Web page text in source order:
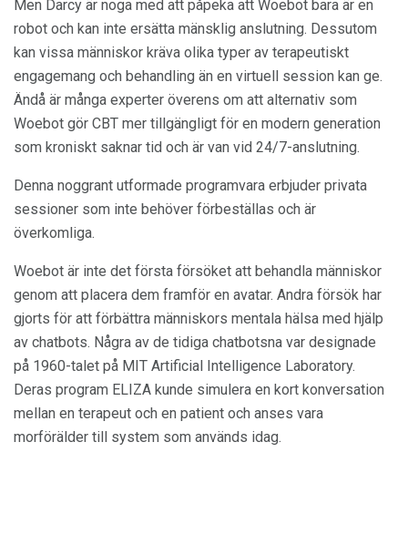
Men Darcy är noga med att påpeka att Woebot bara är en
robot och kan inte ersätta mänsklig anslutning. Dessutom
kan vissa människor kräva olika typer av terapeutiskt
engagemang och behandling än en virtuell session kan ge.
Ändå är många experter överens om att alternativ som
Woebot gör CBT mer tillgängligt för en modern generation
som kroniskt saknar tid och är van vid 24/7-anslutning.
Denna noggrant utformade programvara erbjuder privata
sessioner som inte behöver förbeställas och är
överkomliga.
Woebot är inte det första försöket att behandla människor
genom att placera dem framför en avatar. Andra försök har
gjorts för att förbättra människors mentala hälsa med hjälp
av chatbots. Några av de tidiga chatbotsna var designade
på 1960-talet på MIT Artificial Intelligence Laboratory.
Deras program ELIZA kunde simulera en kort konversation
mellan en terapeut och en patient och anses vara
morförälder till system som används idag.